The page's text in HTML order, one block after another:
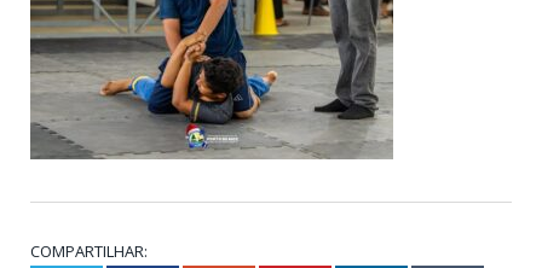
COMPARTILHAR: